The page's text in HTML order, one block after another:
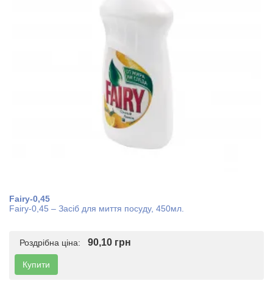
Fairy-0,45
Fairy-0,45 – Засіб для миття посуду, 450мл.
Роздрібна ціна: 90,10 грн
Купити